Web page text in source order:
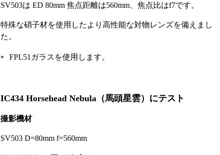
SV503は ED 80mm 焦点距離は560mm、焦点比はf7です。
特殊な硝子材を使用したより高性能な対物レンズを備えまし
た。
FPL51ガラスを使用します。
IC434 Horsehead Nebula（馬頭星雲）にテスト
撮影機材
SV503 D=80mm f=560mm